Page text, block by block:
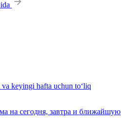
keyingi hafta uchun to‘liq
на сегодня, завтра и ближайшую